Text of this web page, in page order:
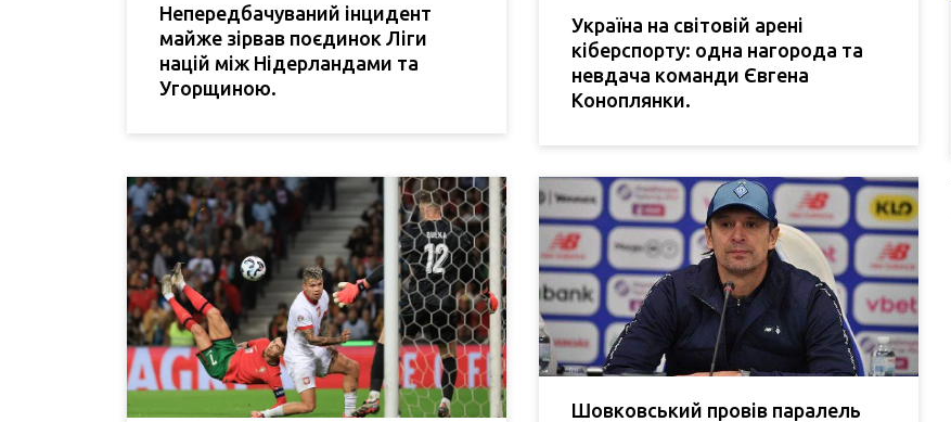
Непередбачуваний інцидент
майже зірвав поєдинок Ліги
націй між Нідерландами та
Угорщиною.
Україна на світовій арені
кіберспорту: одна нагорода та
невдача команди Євгена
Коноплянки.
Шовковський провів паралель